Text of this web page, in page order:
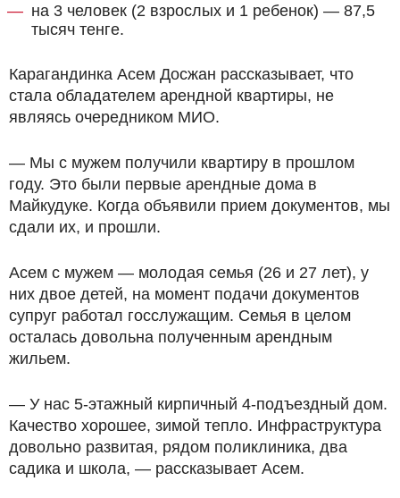
на 3 человек (2 взрослых и 1 ребенок) — 87,5
тысяч тенге.
Карагандинка Асем Досжан рассказывает, что
стала обладателем арендной квартиры, не
являясь очередником МИО.
— Мы с мужем получили квартиру в прошлом
году. Это были первые арендные дома в
Майкудуке. Когда объявили прием документов, мы
сдали их, и прошли.
Асем с мужем — молодая семья (26 и 27 лет), у
них двое детей, на момент подачи документов
супруг работал госслужащим. Семья в целом
осталась довольна полученным арендным
жильем.
— У нас 5-этажный кирпичный 4-подъездный дом.
Качество хорошее, зимой тепло. Инфраструктура
довольно развитая, рядом поликлиника, два
садика и школа, — рассказывает Асем.